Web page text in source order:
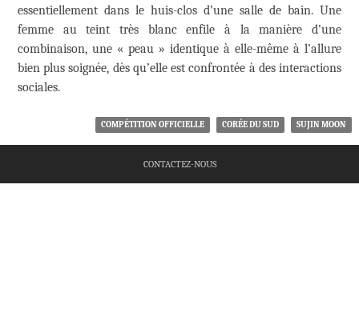
essentiellement dans le huis-clos d’une salle de bain. Une
femme au teint très blanc enfile à la manière d’une
combinaison, une « peau » identique à elle-même à l’allure
bien plus soignée, dès qu’elle est confrontée à des interactions
sociales.
COMPÉTITION OFFICIELLE CORÉE DU SUD SUJIN MOON
CONTACTEZ-NOUS